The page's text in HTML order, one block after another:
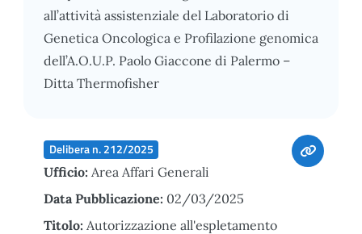
all’attività assistenziale del Laboratorio di
Genetica Oncologica e Profilazione genomica
dell’A.O.U.P. Paolo Giaccone di Palermo –
Ditta Thermofisher
Delibera n. 212/2025
Ufficio: Area Affari Generali
Data Pubblicazione: 02/03/2025
Titolo: Autorizzazione all'espletamento